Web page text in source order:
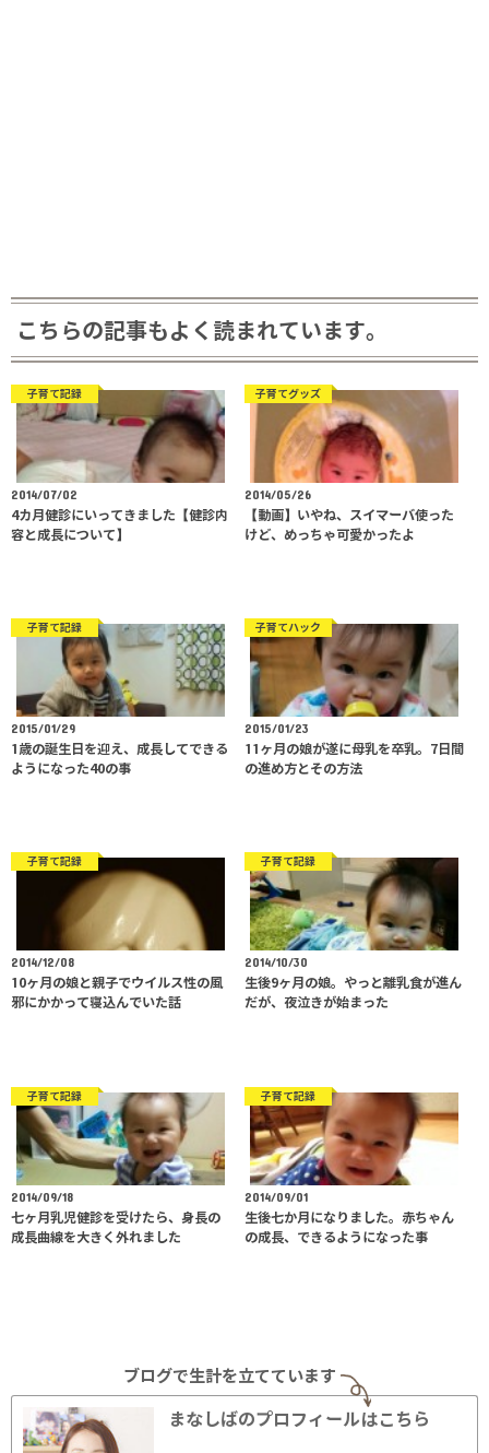
こちらの記事もよく読まれています。
2014/07/02
4カ月健診にいってきました【健診内
容と成長について】
子育て記録
2014/05/26
【動画】いやね、スイマーバ使った
けど、めっちゃ可愛かったよ
子育てグッズ
2015/01/29
1歳の誕生日を迎え、成長してできる
ようになった40の事
子育て記録
2015/01/23
11ヶ月の娘が遂に母乳を卒乳。7日間
の進め方とその方法
子育てハック
2014/12/08
10ヶ月の娘と親子でウイルス性の風
邪にかかって寝込んでいた話
子育て記録
2014/10/30
生後9ヶ月の娘。やっと離乳食が進ん
だが、夜泣きが始まった
子育て記録
2014/09/18
七ヶ月乳児健診を受けたら、身長の
成長曲線を大きく外れました
子育て記録
2014/09/01
生後七か月になりました。赤ちゃん
の成長、できるようになった事
子育て記録
ブログで生計を立てています
まなしばのプロフィールはこちら